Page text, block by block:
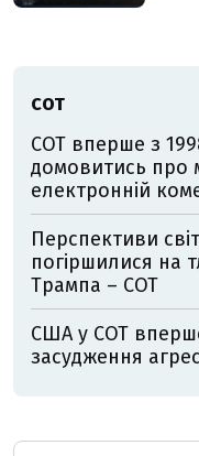
СОТ
СОТ вперше з
домовитись про
електронній
Перспективи
погіршилися на
Трампа – СОТ
США у СОТ
засудження